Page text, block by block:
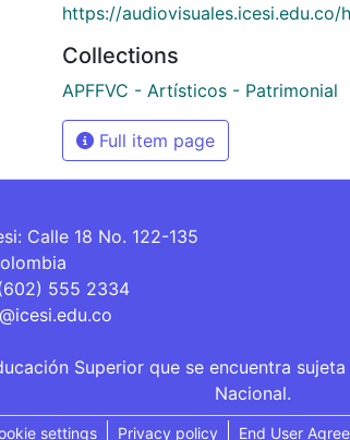
https://audiovisuales.icesi.edu.co/
Collections
APFFVC - Artísticos - Patrimonial
Full item page
Calle 18 No. 122-135
555 2334
Superior que se encuentra
Nacional.
settings Privacy policy End User